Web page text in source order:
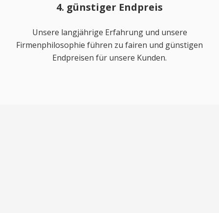
4. günstiger Endpreis
Unsere langjährige Erfahrung und unsere
Firmenphilosophie führen zu fairen und günstigen
Endpreisen für unsere Kunden.